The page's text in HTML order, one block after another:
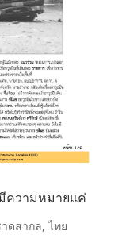
ความหมายแค่
ดสากล,ไทย